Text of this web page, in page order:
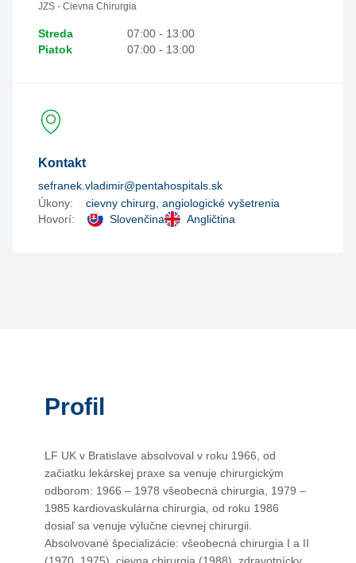
JZS - Cievna Chirurgia
Streda
07:00 - 13:00
Piatok
07:00 - 13:00
Kontakt
sefranek.vladimir@pentahospitals.sk
Úkony:
cievny chirurg, angiologické vyšetrenia
Hovorí:
Slovenčina Angličtina
Profil
LF UK v Bratislave absolvoval v roku 1966, od
začiatku lekárskej praxe sa venuje chirurgickým
odborom: 1966 – 1978 všeobecná chirurgia, 1979 –
1985 kardiovaskulárna chirurgia, od roku 1986
dosiaľ sa venuje výlučne cievnej chirurgii.
Absolvované špecializácie: všeobecná chirurgia I a II